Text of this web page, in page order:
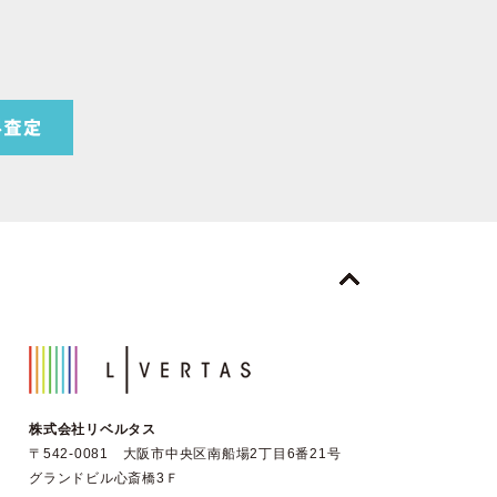
株式会社リベルタス
〒542-0081 大阪市中央区南船場2丁目6番21号
グランドビル心斎橋3Ｆ